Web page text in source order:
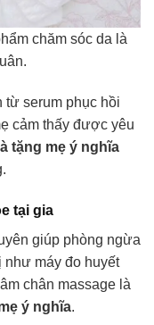
chăm sóc da là
từ serum phục hồi
cảm thấy được yêu
tặng mẹ ý nghĩa
tại gia
giúp phòng ngừa
như máy đo huyết
chân massage là
ý nghĩa.